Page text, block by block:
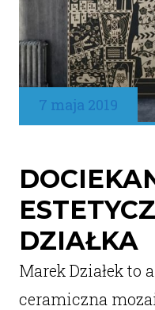
7 maja 2019
DZIAŁKA
Marek Działek to
ceramiczna